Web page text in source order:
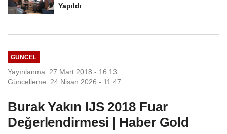
Yapıldı
GÜNCEL
Yayınlanma: 27 Mart 2018 - 16:13
Güncelleme: 24 Nisan 2026 - 11:47
Burak Yakın IJS 2018 Fuar
Değerlendirmesi | Haber Gold